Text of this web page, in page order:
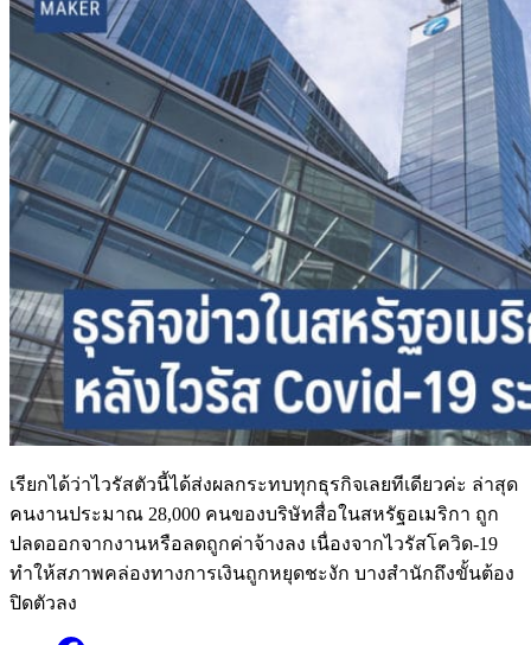
เรียกได้ว่าไวรัสตัวนี้ได้ส่งผลกระทบทุกธุรกิจเลยทีเดียวค่ะ ล่าสุด
คนงานประมาณ 28,000 คนของบริษัทสื่อในสหรัฐอเมริกา ถูก
ปลดออกจากงานหรือลดถูกค่าจ้างลง เนื่องจากไวรัสโควิด-19
ทำให้สภาพคล่องทางการเงินถูกหยุดชะงัก บางสำนักถึงขั้นต้อง
ปิดตัวลง